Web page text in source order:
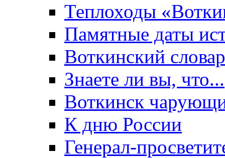
Теплоходы
Памятные даты
Воткинский
Знаете ли вы, что...
Воткинск
К дню России
Генерал-